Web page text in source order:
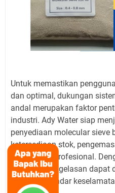
Untuk memastikan
dan optimal, dukungan
andal merupakan faktor
industri. Ady Water siap
penyediaan molecular sieve
ketersediaan stok,
teknis yang profesional.
performa pengelasan dapat
menjaga standar